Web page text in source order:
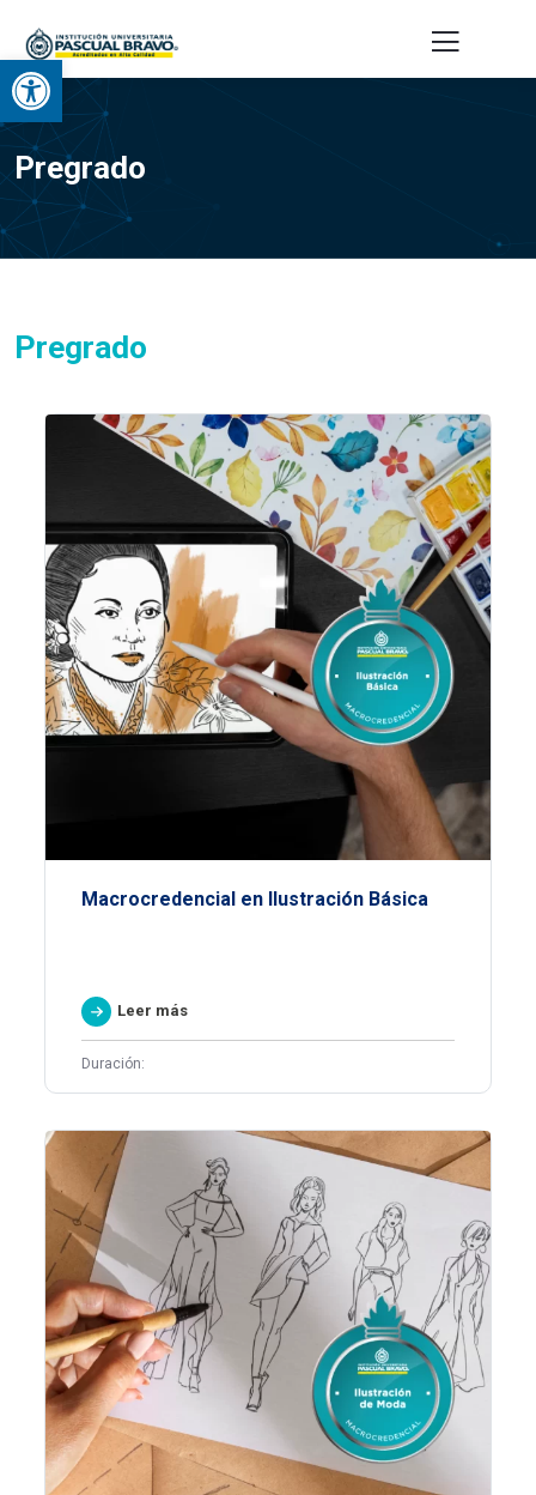
Abrir barra de herramientas
Pregrado
Pregrado
Macrocredencial en Ilustración Básica
Leer más
Duración: